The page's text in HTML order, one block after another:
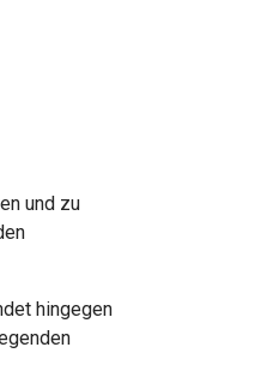
und zu
hingegen